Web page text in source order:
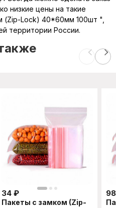
низкие цены на такие
(Zip-Lock) 40*60мм 100шт ",
территории России.
34 ₽
Пакеты с замком (Zip-
98